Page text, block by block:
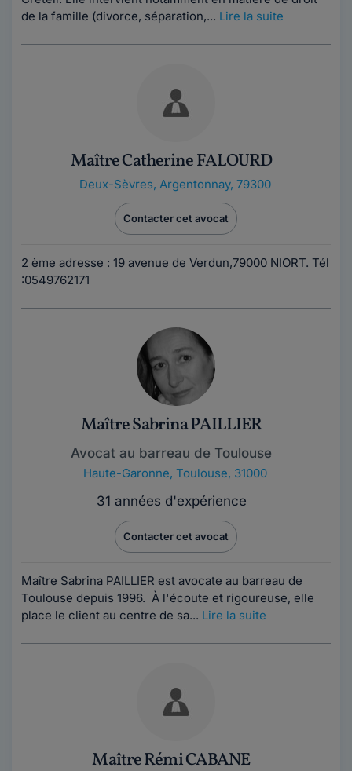
de la famille (divorce, séparation,... Lire la suite
Maître Catherine FALOURD
Deux-Sèvres, Argentonnay, 79300
Contacter cet avocat
2 ème adresse : 19 avenue de Verdun,79000 NIORT. Tél
:0549762171
Maître Sabrina PAILLIER
Avocat au barreau de Toulouse
Haute-Garonne, Toulouse, 31000
31 années d'expérience
Contacter cet avocat
Maître Sabrina PAILLIER est avocate au barreau de
Toulouse depuis 1996. À l'écoute et rigoureuse, elle
place le client au centre de sa... Lire la suite
Maître Rémi CABANE